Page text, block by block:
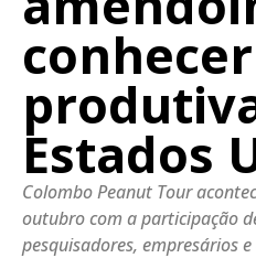
Estados
Colombo Peanut Tour
outubro com a participação
pesquisadores, empresários